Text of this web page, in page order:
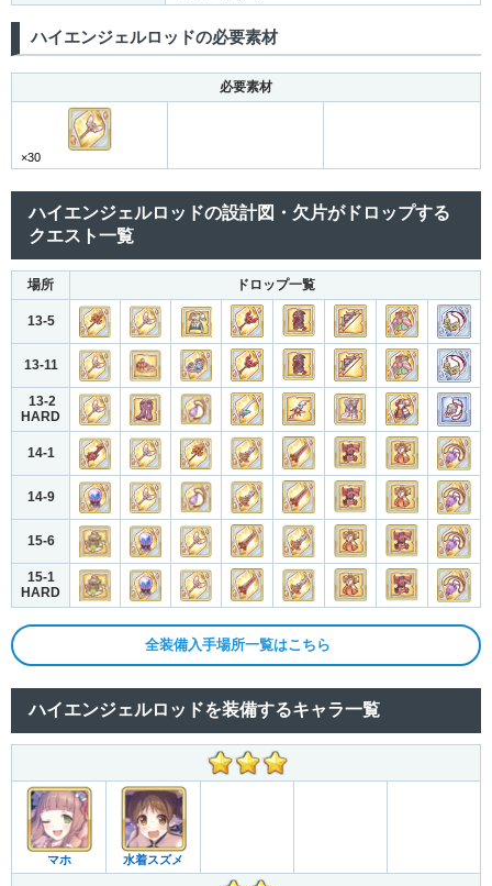
ハイエンジェルロッドの必要素材
必要素材
×30
ハイエンジェルロッドの設計図・欠片がドロップする
クエスト一覧
場所 ドロップ一覧
13-5
13-11
13-2
HARD
14-1
14-9
15-6
15-1
HARD
全装備入手場所一覧はこちら
ハイエンジェルロッドを装備するキャラ一覧
マホ 水着スズメ